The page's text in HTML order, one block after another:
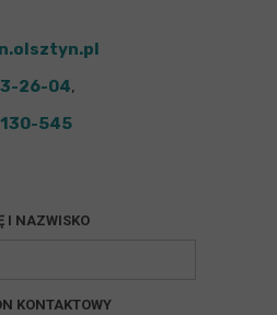
I NAZWISKO
KONTAKTOWY
26-04,
545